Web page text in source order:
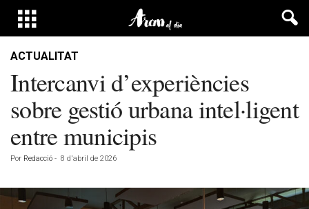
ACTUALITAT
Intercanvi d’experiències
sobre gestió urbana intel·ligent
entre municipis
Por Redacció - 8 d'abril de 2026